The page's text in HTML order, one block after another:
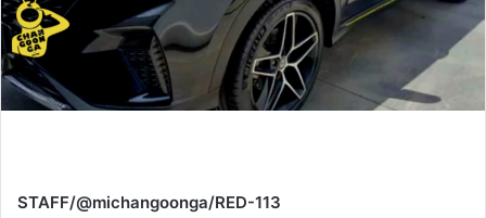
STAFF/@michangoonga/RED-113